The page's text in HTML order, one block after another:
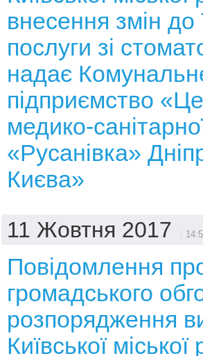
внесення змін
послуги зі
надає
підприємство
медико-
«Русанівка»
Києва»
11 Жовтня 2017
Повідомлення
громадського
розпорядження
Київської